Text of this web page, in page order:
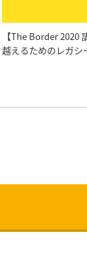
【The Border 2020
越えるためのレガシ